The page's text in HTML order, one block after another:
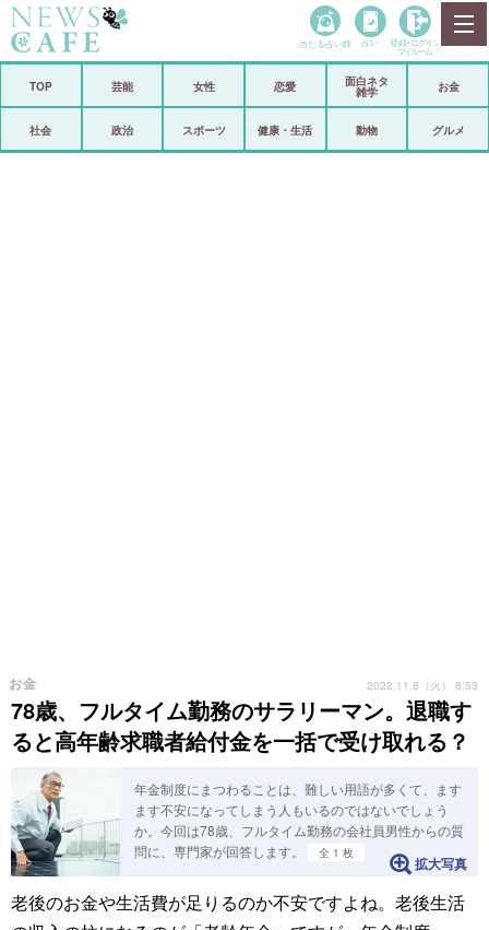
政治
当たる占い師 占い 登録• ログイン
マイルーム
TOP 芸能 女性 恋愛
面白ネタ
雑学
お金
社会 政治 スポーツ 健康・生活 動物 グルメ
78歳、フルタイム勤務のサラリーマン。退職す
ると高年齢求職者給付金を一括で受け取れる？
お金 2022.11.8（火） 8:53
年金制度にまつわることは、難しい用語が多くて、ます
ます不安になってしまう人もいるのではないでしょう
か。今回は78歳、フルタイム勤務の会社員男性からの質
問に、専門家が回答します。
全 1 枚
拡大写真
老後のお金や生活費が足りるのか不安ですよね。老後生活